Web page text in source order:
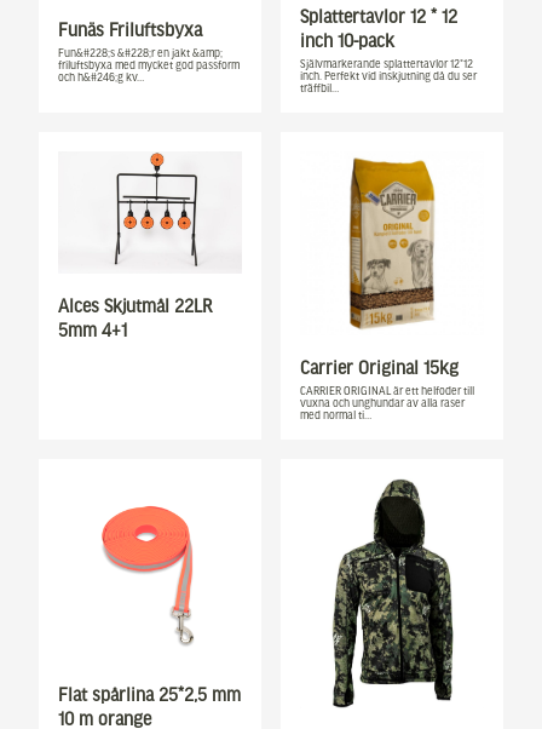
Funäs Friluftsbyxa
Fun&#228;s &#228;r en jakt &amp;
friluftsbyxa med mycket god passform
och h&#246;g kv…
Splattertavlor 12 * 12
inch 10-pack
Självmarkerande splattertavlor 12*12
inch. Perfekt vid inskjutning då du ser
träffbil…
Alces Skjutmål 22LR
5mm 4+1
Carrier Original 15kg
CARRIER ORIGINAL är ett helfoder till
vuxna och unghundar av alla raser
med normal ti…
Flat spårlina 25*2,5 mm
10 m orange